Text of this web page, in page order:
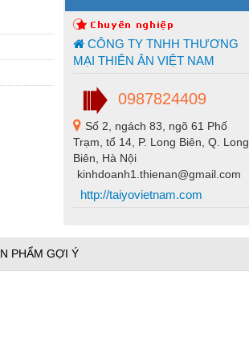
CÔNG TY TNHH THƯƠNG
MẠI THIÊN ÂN VIỆT NAM
0987824409
Số 2, ngách 83, ngõ 61 Phố
Trạm, tổ 14, P. Long Biên, Q. Long
Biên, Hà Nội
kinhdoanh1.thienan@gmail.com
http://taiyovietnam.com
PHẨM GỢI Ý